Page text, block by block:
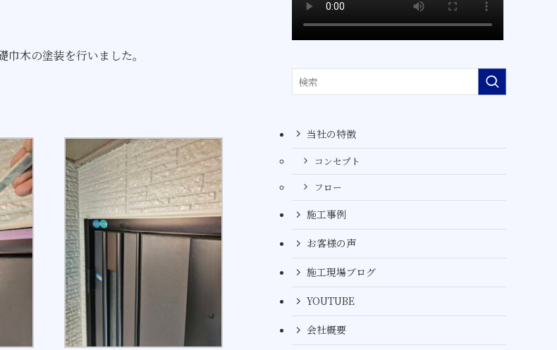
木の塗装を行いました。
当社の特徴
コンセプト
フロー
施工事例
お客様の声
施工現場ブログ
YOUTUBE
会社概要